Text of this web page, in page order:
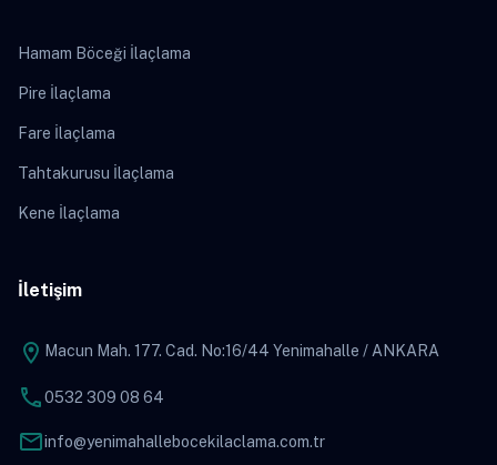
Hamam Böceği İlaçlama
Pire İlaçlama
Fare İlaçlama
Tahtakurusu İlaçlama
Kene İlaçlama
İletişim
location_on Macun Mah. 177. Cad. No:16/44 Yenimahalle / ANKARA
phone0532 309 08 64
mailinfo@yenimahallebocekilaclama.com.tr